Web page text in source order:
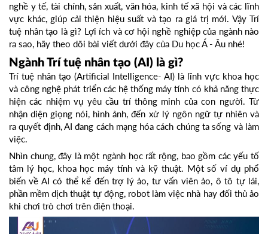
nghề y tế, tài chính, sản xuất, văn hóa, kinh tế xã hội và các lĩnh
vực khác, giúp cải thiện hiệu suất và tạo ra giá trị mới. Vậy Trí
tuệ nhân tạo là gì? Lợi ích và cơ hội nghề nghiệp của ngành nào
ra sao, hãy theo dõi bài viết dưới đây của Du học Á - Âu nhé!
Ngành Trí tuệ nhân tạo (AI) là gì?
Trí tuệ nhân tạo (Artificial Intelligence- AI) là lĩnh vực khoa học
và công nghệ phát triển các hệ thống máy tính có khả năng thực
hiện các nhiệm vụ yêu cầu trí thông minh của con người. Từ
nhận diện giọng nói, hình ảnh, đến xử lý ngôn ngữ tự nhiên và
ra quyết định, AI đang cách mạng hóa cách chúng ta sống và làm
việc.
Nhìn chung, đây là một ngành học rất rộng, bao gồm các yếu tố
tâm lý học, khoa học máy tính và kỹ thuật. Một số ví dụ phổ
biến về AI có thể kể đến trợ lý ảo, tư vấn viên ảo, ô tô tự lái,
phần mềm dịch thuật tự động, robot làm việc nhà hay đối thủ ảo
khi chơi trò chơi trên điện thoại.